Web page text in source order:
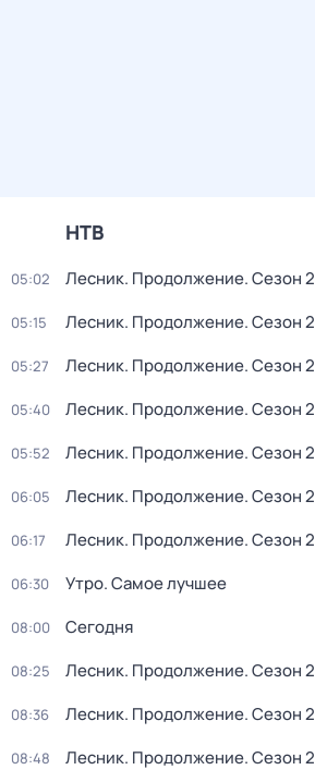
НТВ
05:02 Лесник. Продолжение. Сезон 2
05:15 Лесник. Продолжение. Сезон 2
05:27 Лесник. Продолжение. Сезон 2
05:40 Лесник. Продолжение. Сезон 2
05:52 Лесник. Продолжение. Сезон 2
06:05 Лесник. Продолжение. Сезон 2
06:17 Лесник. Продолжение. Сезон 2
06:30 Утро. Самое лучшее
08:00 Сегодня
08:25 Лесник. Продолжение. Сезон 2
08:36 Лесник. Продолжение. Сезон 2
08:48 Лесник. Продолжение. Сезон 2